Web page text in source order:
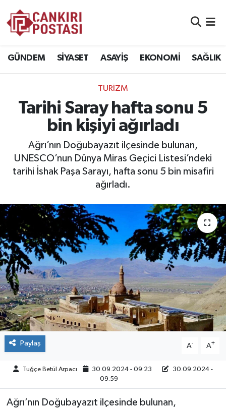
GÜNDEM SİYASET ASAYİŞ EKONOMİ SAĞLIK
TURİZM
Tarihi Saray hafta sonu 5
bin kişiyi ağırladı
Ağrı’nın Doğubayazıt ilçesinde bulunan,
UNESCO’nun Dünya Miras Geçici Listesi’ndeki
tarihi İshak Paşa Sarayı, hafta sonu 5 bin misafiri
ağırladı.
Paylaş A- A+
Tuğçe Betül Arpacı 30.09.2024 - 09:23
30.09.2024 -
09:59
Ağrı’nın Doğubayazıt ilçesinde bulunan,
EKONOMİ
SAĞLIK
SPOR
YAŞAM
ÇEVRE
İLÇELER
RESMİ İLANLAR
KÜLTÜR
TURİZM
MAGAZİN
VEFAT
Trafik Durumu
Süper Lig Puan Durumu ve Fikstür
Tüm Manşetler
Son Dakika Haberleri
Haber Arşivi